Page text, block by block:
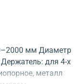
мм Диаметр
для 4-х
металл